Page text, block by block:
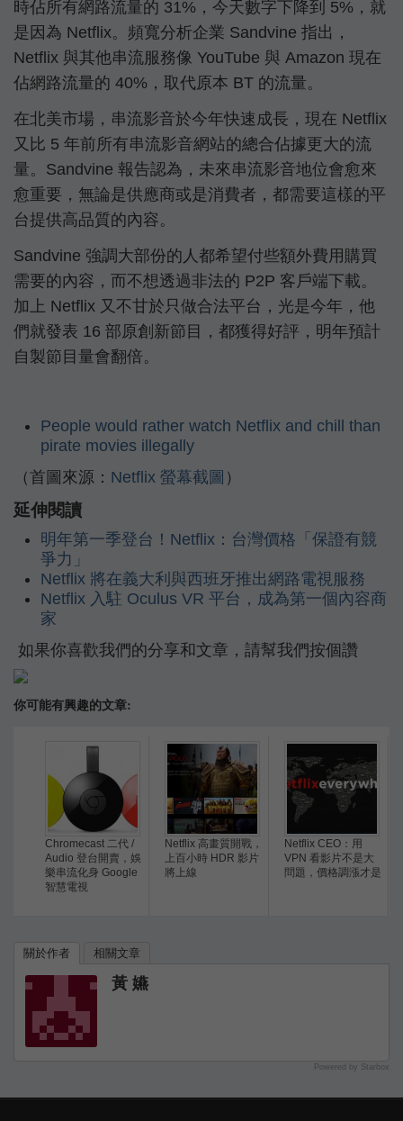
時佔所有網路流量的 31%，今天數字下降到 5%，就
是因為 Netflix。頻寬分析企業 Sandvine 指出，
Netflix 與其他串流服務像 YouTube 與 Amazon 現在
佔網路流量的 40%，取代原本 BT 的流量。
在北美市場，串流影音於今年快速成長，現在 Netflix
又比 5 年前所有串流影音網站的總合佔據更大的流
量。Sandvine 報告認為，未來串流影音地位會愈來
愈重要，無論是供應商或是消費者，都需要這樣的平
台提供高品質的內容。
Sandvine 強調大部份的人都希望付些額外費用購買
需要的內容，而不想透過非法的 P2P 客戶端下載。
加上 Netflix 又不甘於只做合法平台，光是今年，他
們就發表 16 部原創新節目，都獲得好評，明年預計
自製節目量會翻倍。
People would rather watch Netflix and chill than
pirate movies illegally
（首圖來源： Netflix 螢幕截圖 ）
延伸閱讀
明年第一季登台！Netflix：台灣價格「保證有競
爭力」
Netflix 將在義大利與西班牙推出網路電視服務
Netflix 入駐 Oculus VR 平台，成為第一個內容商
家
如果你喜歡我們的分享和文章，請幫我們按個讚
你可能有興趣的文章:
Chromecast 二代 /
Audio 登台開賣，娛
樂串流化身 Google
智慧電視
Netflix 高畫質開戰，
上百小時 HDR 影片
將上線
Netflix CEO：用
VPN 看影片不是大
問題，價格調漲才是
關於作者 相關文章
黃 嬿
Powered by Starbox